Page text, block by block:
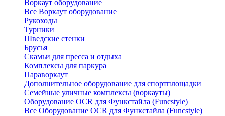
Воркаут оборудование
Все Воркаут оборудование
Рукоходы
Турники
Шведские стенки
Брусья
Скамьи для пресса и отдыха
Комплексы для паркура
Параворкаут
Дополнительное оборудование для спортплощадки
Семейные уличные комплексы (воркауты)
Оборудование OCR для Функстайла (Funcstyle)
Все Оборудование OCR для Функстайла (Funcstyle)